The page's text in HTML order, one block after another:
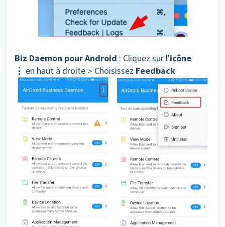
Biz Daemon pour Android : Cliquez sur l'icône
⋮ en haut à droite＞Choisissez Feedback